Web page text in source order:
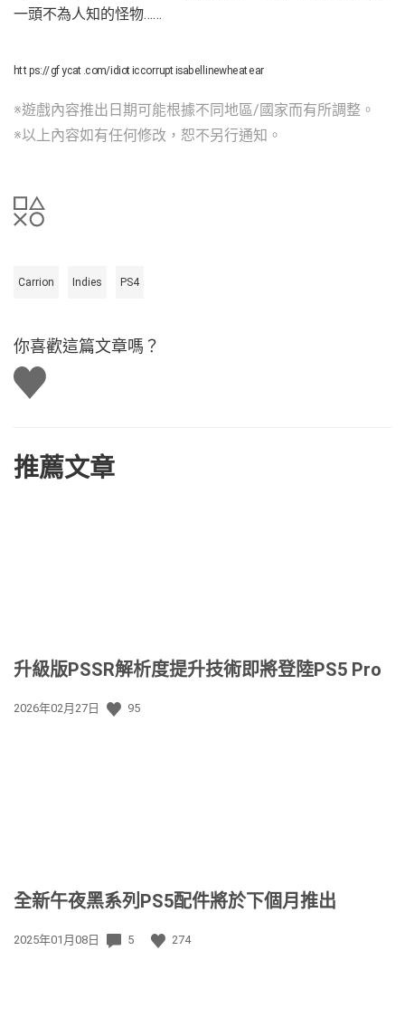
一頭不為人知的怪物……
https://gfycat.com/idioticcorruptisabellinewheatear
※遊戲內容推出日期可能根據不同地區/國家而有所調整。
※以上內容如有任何修改，恕不另行通知。
Carrion Indies PS4
你喜歡這篇文章嗎？
讚
推薦文章
升級版PSSR解析度提升技術即將登陸PS5 Pro
發
2026年02月27日 95
全新午夜黑系列PS5配件將於下個月推出
發
2025年01月08日 5 274